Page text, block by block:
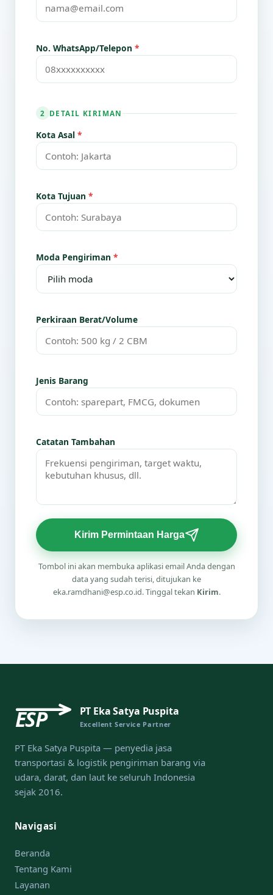
No. WhatsApp/Telepon *
2 DETAIL KIRIMAN
Kota Asal *
Kota Tujuan *
Moda Pengiriman *
Perkiraan Berat/Volume
Jenis Barang
Catatan Tambahan
Kirim Permintaan Harga
Tombol ini akan membuka aplikasi email Anda dengan
data yang sudah terisi, ditujukan ke
eka.ramdhani@esp.co.id. Tinggal tekan Kirim.
ESP PT Eka Satya Puspita
Excellent Service Partner
PT Eka Satya Puspita — penyedia jasa
transportasi & logistik pengiriman barang via
udara, darat, dan laut ke seluruh Indonesia
sejak 2016.
Navigasi
Beranda
Tentang Kami
Layanan